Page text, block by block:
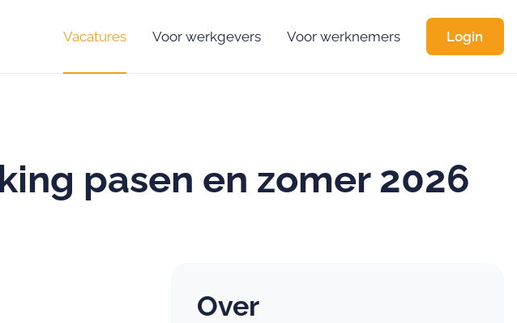
Vacatures Voor werkgevers Voor werknemers Login
pasen en zomer 2026
Over